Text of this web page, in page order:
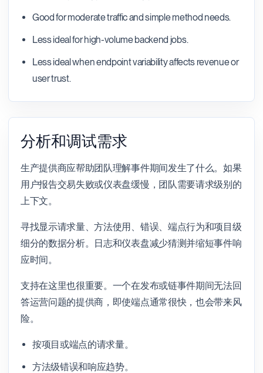
Good for moderate traffic and simple method needs.
Less ideal for high-volume backend jobs.
Less ideal when endpoint variability affects revenue or
user trust.
分析和调试需求
生产提供商应帮助团队理解事件期间发生了什么。如果
用户报告交易失败或仪表盘缓慢，团队需要请求级别的
上下文。
寻找显示请求量、方法使用、错误、端点行为和项目级
细分的数据分析。日志和仪表盘减少猜测并缩短事件响
应时间。
支持在这里也很重要。一个在发布或链事件期间无法回
答运营问题的提供商，即使端点通常很快，也会带来风
险。
按项目或端点的请求量。
方法级错误和响应趋势。